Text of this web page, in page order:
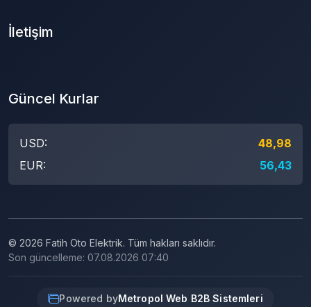
İletişim
Güncel Kurlar
USD:
48,98
EUR:
56,43
© 2026 Fatih Oto Elektrik. Tüm hakları saklıdır.
Son güncelleme: 07.08.2026 07:40
Powered byMetropol Web B2B Sistemleri